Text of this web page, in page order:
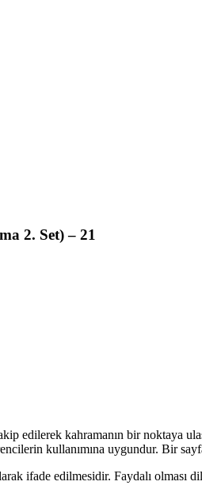
2. Set) – 21
edilerek kahramanın bir noktaya
kullanımına uygundur. Bir
ifade edilmesidir. Faydalı olması